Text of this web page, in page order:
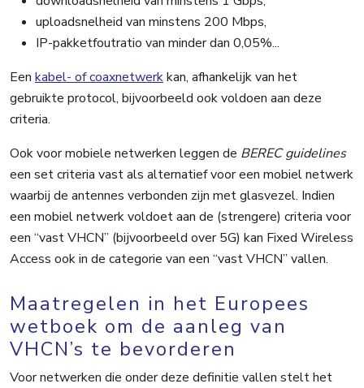
uploadsnelheid van minstens 200 Mbps,
IP-pakketfoutratio van minder dan 0,05%...
Een kabel- of coaxnetwerkkan, afhankelijk van het
gebruikte protocol, bijvoorbeeld ook voldoen aan deze
criteria.
Ook voor mobiele netwerken leggen de BEREC guidelines
een set criteria vast als alternatief voor een mobiel netwerk
waarbij de antennes verbonden zijn met glasvezel. Indien
een mobiel netwerk voldoet aan de (strengere) criteria voor
een “vast VHCN” (bijvoorbeeld over 5G) kan Fixed Wireless
Access ook in de categorie van een “vast VHCN” vallen.
Maatregelen in het Europees
wetboek om de aanleg van
VHCN’s te bevorderen
Voor netwerken die onder deze definitie vallen stelt het